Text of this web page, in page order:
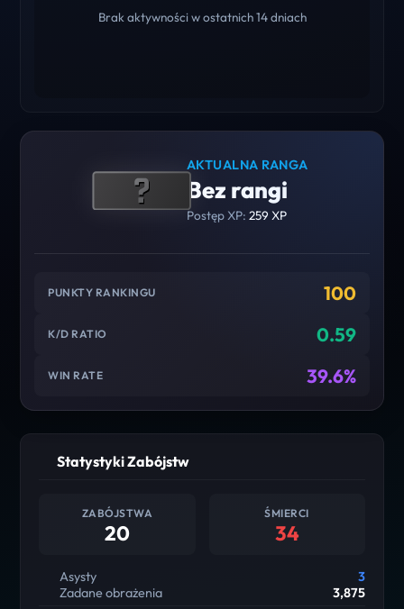
Brak aktywności w ostatnich 14 dniach
AKTUALNA RANGA
Bez rangi
Postęp XP: 259 XP
PUNKTY RANKINGU 100
K/D RATIO 0.59
WIN RATE 39.6%
Statystyki Zabójstw
ZABÓJSTWA
20
ŚMIERCI
34
Asysty
3
Zadane obrażenia
3,875